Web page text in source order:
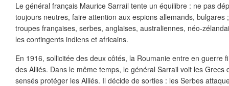
Le général français Maurice Sarrail tente un équilibre : ne pas
toujours neutres, faire attention aux espions allemands, bulgares
troupes françaises, serbes, anglaises, australiennes, néo-
les contingents indiens et africains.
En 1916, sollicitée des deux côtés, la Roumanie entre en guerre
des Alliés. Dans le même temps, le général Sarrail voit les Grecs
sensés protéger les Alliés. Il décide de sorties : les Serbes